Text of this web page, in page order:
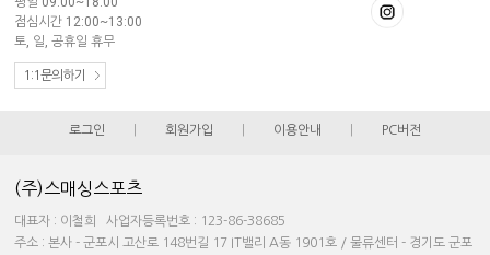
점심시간 12:00~13:00
토, 일, 공휴일 휴무
1:1문의하기
로그인 회원가입 이용안내 PC버전
(주)스매싱스포츠
대표자 : 이철희 사업자등록번호 : 123-86-38685
주소 : 본사 - 군포시 고산로 148번길 17 IT밸리 A동 1901호 / 물류센터 - 경기도 군포